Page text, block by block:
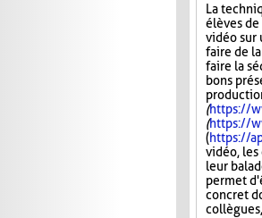
La
élèves de
vidéo sur
faire de
faire la
bons
(https://
(https://
(https://
vidéo, les
leur
permet
concret